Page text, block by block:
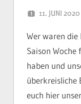
11. JUNI 2020
Wer waren die
Saison
haben und
überkreisliche
euch hier